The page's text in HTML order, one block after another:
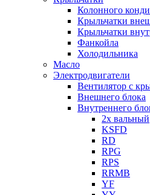
Колонного
Крыльчатки
Крыльчатки
Фанкойла
Холодильника
Масло
Электродвигатели
Вентилятор с
Внешнего блока
Внутреннего
2х вальный
KSFD
RD
RPG
RPS
RRMB
YF